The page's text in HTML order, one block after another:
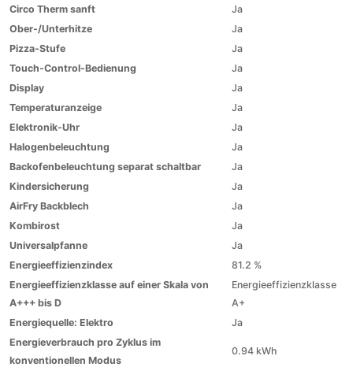
Circo Therm sanft
Ja
Ober-/Unterhitze
Ja
Pizza-Stufe
Ja
Touch-Control-Bedienung
Ja
Display
Ja
Temperaturanzeige
Ja
Elektronik-Uhr
Ja
Halogenbeleuchtung
Ja
Backofenbeleuchtung separat schaltbar
Ja
Kindersicherung
Ja
AirFry Backblech
Ja
Kombirost
Ja
Universalpfanne
Ja
Energieeffizienzindex
81.2 %
Energieeffizienzklasse auf einer Skala von
A+++ bis D
Energieeffizienzklasse
A+
Energiequelle: Elektro
Ja
Energieverbrauch pro Zyklus im
konventionellen Modus
0.94 kWh